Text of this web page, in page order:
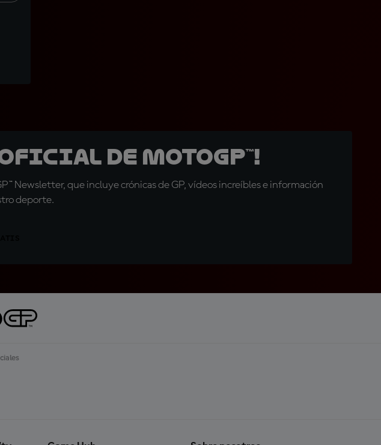
de MotoGP™!
Newsletter, que incluye crónicas de GP, vídeos increíbles e información
deporte.